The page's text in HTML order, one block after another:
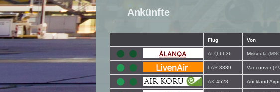
Ankünfte
Flug Von
ALQ 6636 Missoula (
LAR 3339 Vancouver (
AK 4523 Auckland